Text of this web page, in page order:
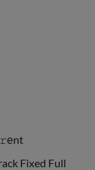
Fixed Full